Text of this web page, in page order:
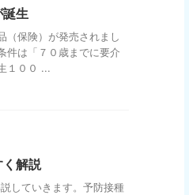
誕生
（保険）が発売されまし
件は「７０歳までに要介
１００ ...
解説
していきます。予防接種